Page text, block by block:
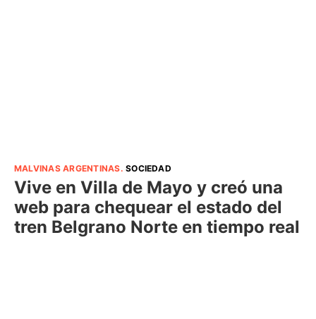
MALVINAS ARGENTINAS.SOCIEDAD
Vive en Villa de Mayo y creó una
web para chequear el estado del
tren Belgrano Norte en tiempo real